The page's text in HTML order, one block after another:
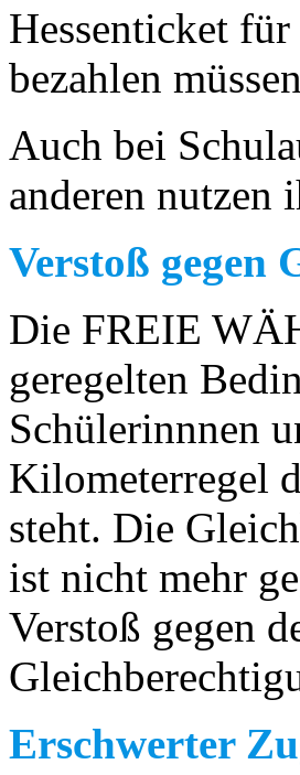
Hessenticket
bezahlen
Auch bei
anderen nutzen
Verstoß gegen
Die FREIE
geregelten
Schülerinnnen
Kilometerregel
steht. Die
ist nicht mehr
Verstoß gegen
Erschwerter